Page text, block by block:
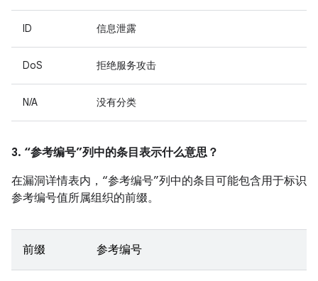
ID 信息泄露
DoS 拒绝服务攻击
N/A 没有分类
3. “参考编号”列中的条目表示什么意思？
在漏洞详情表内，“参考编号”列中的条目可能包含用于标识
参考编号值所属组织的前缀。
前缀 参考编号